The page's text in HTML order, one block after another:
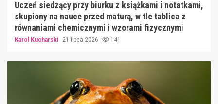
Uczeń siedzący przy biurku z książkami i notatkami,
skupiony na nauce przed maturą, w tle tablica z
równaniami chemicznymi i wzorami fizycznymi
Karol Kucharski 21 lipca 2026 141